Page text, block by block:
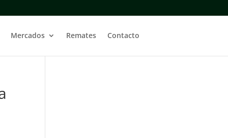
Mercados Remates Contacto